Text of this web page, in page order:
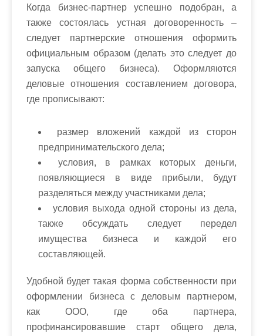
Когда бизнес-партнер успешно подобран, а
также состоялась устная договоренность –
следует партнерские отношения оформить
официальным образом (делать это следует до
запуска общего бизнеса). Оформляются
деловые отношения составлением договора,
где прописывают:
размер вложений каждой из сторон
предпринимательского дела;
условия, в рамках которых деньги,
появляющиеся в виде прибыли, будут
разделяться между участниками дела;
условия выхода одной стороны из дела,
также обсуждать следует передел
имущества бизнеса и каждой его
составляющей.
Удобной будет такая форма собственности при
оформлении бизнеса с деловым партнером,
как ООО, где оба партнера,
профинансировавшие старт общего дела,